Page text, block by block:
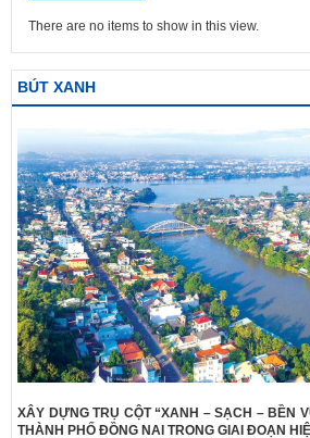
There are no items to show in this view.
BÚT XANH
XÂY DỰNG TRỤ CỘT “XANH – SẠCH – BỀN
THÀNH PHỐ ĐỒNG NAI TRONG GIAI ĐOẠN